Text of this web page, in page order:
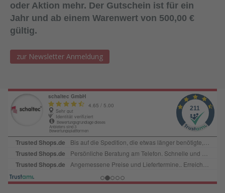
oder Aktion mehr. Der Gutschein ist für ein
Jahr und ab einem Warenwert von 500,00 €
gültig.
zur Newsletter Anmeldung